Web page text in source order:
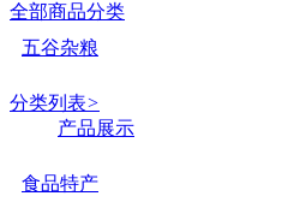
全部商品分类
五谷杂粮
分类列表>
产品展示
食品特产